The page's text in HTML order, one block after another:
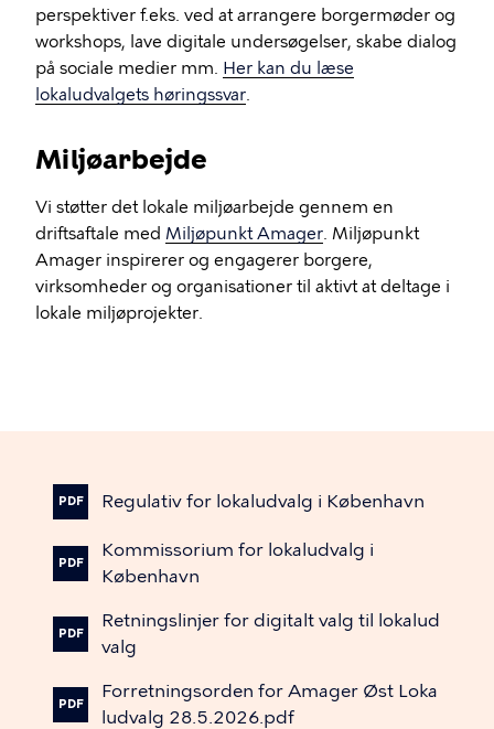
perspektiver f.eks. ved at arrangere borgermøder og
workshops, lave digitale undersøgelser, skabe dialog
på sociale medier mm. Her kan du læse
lokaludvalgets høringssvar.
Miljøarbejde
Vi støtter det lokale miljøarbejde gennem en
driftsaftale med Miljøpunkt Amager. Miljøpunkt
Amager inspirerer og engagerer borgere,
virksomheder og organisationer til aktivt at deltage i
lokale miljøprojekter.
PDF Regulativ for lokaludvalg i København
PDF
Kommissorium for lokaludvalg i
København
PDF
Retningslinjer for digitalt valg til lokalud
valg
PDF
Forretningsorden for Amager Øst Loka
ludvalg 28.5.2026.pdf